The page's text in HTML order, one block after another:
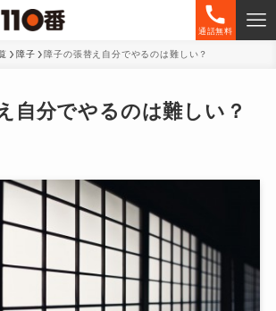
通話無料
障子 障子の張替え自分でやるのは難しい？
自分でやるのは難しい？